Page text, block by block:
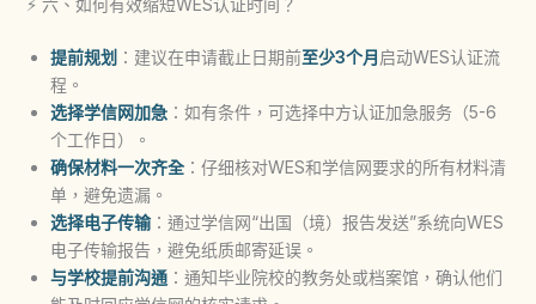
⚡ 六、如何有效缩短WES认证时间？
提前规划 ：建议在申请截止日期前至少3个月启动WES认证流
程。
选择学信网加急：如有条件，可选择中方认证加急服务（5-6
个工作日）。
确保材料一次齐全：仔细核对WES和学信网要求的所有材料清
单，避免遗漏。
选择电子传输：通过学信网“出国（境）报告发送”系统向WES
电子传输报告，避免纸质邮寄延误。
与学校提前沟通：通知毕业院校的教务处或档案馆，确认他们